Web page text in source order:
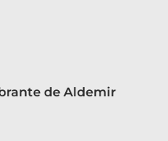
de Aldemir